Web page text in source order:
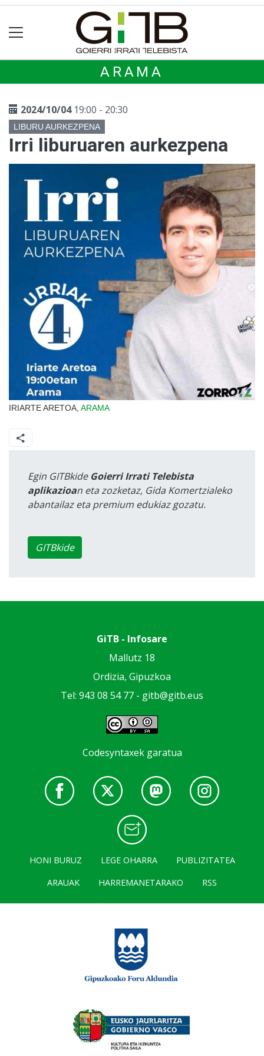
ARAMA
2024/10/0419:00 - 20:30
LIBURU AURKEZPENA
Irri liburuaren aurkezpena
IRIARTE ARETOA, ARAMA
Egin GITBkide Goierri Irrati Telebista
aplikazioan eta zozketaz, Gida Komertzialeko
abantailaz eta premium edukiaz gozatu.
GITBkide
GiTB - Infosare
Mallutz 18
Ordizia, Gipuzkoa
Tel: 943 08 54 77 - gitb@gitb.eus
Codesyntaxek garatua
HONI BURUZ LEGE OHARRA
PUBLIZITATEA
ARAUAK
HARREMANETARAKO RSS